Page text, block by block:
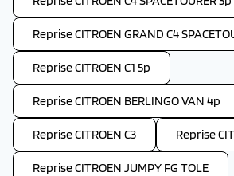
Reprise CITROEN GRAND C4
Reprise CITROEN C1 5p
Reprise CITROEN BERLINGO VAN 4p
Reprise CITROEN C3 Reprise
Reprise CITROEN JUMPY FG TOLE